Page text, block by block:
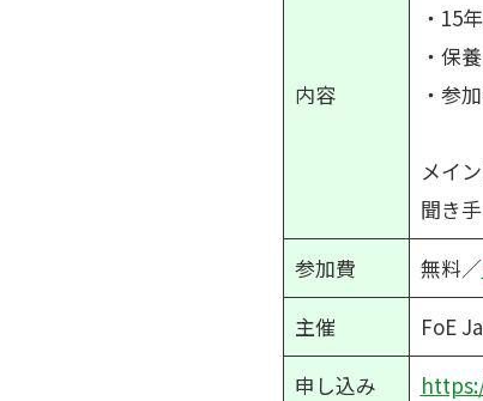
内容
・15
・保
・参
メイ
聞き
参加費
無料／
主催
FoE
申し込み